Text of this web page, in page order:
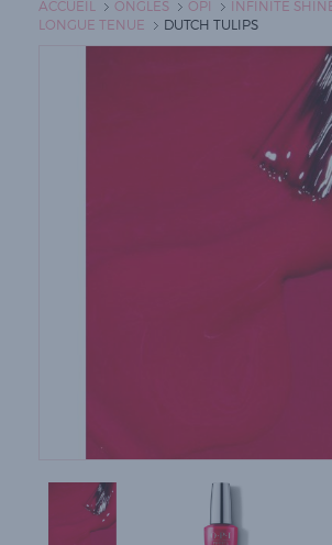
ACCUEIL ONGLES OPI
INFINITE
LONGUE TENUE
DUTCH TULIPS